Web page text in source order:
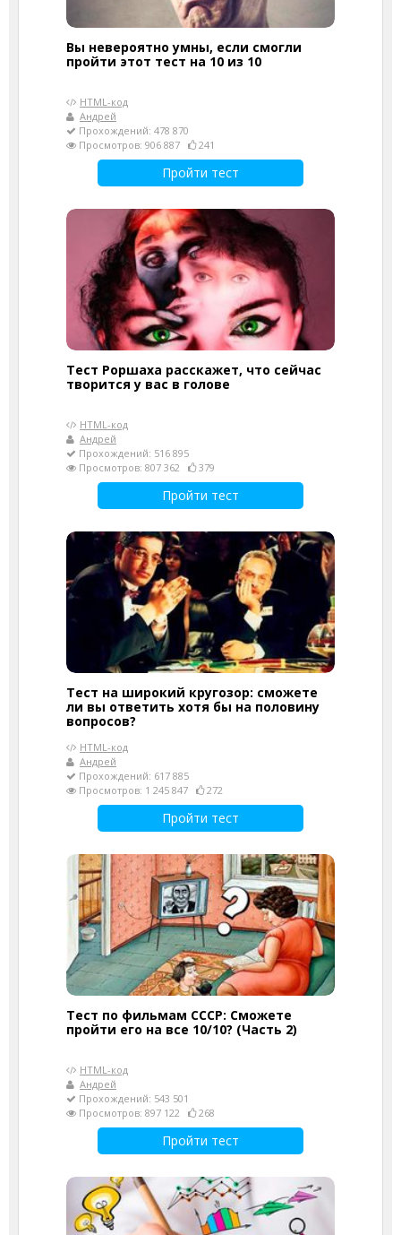
Вы невероятно умны, если смогли
пройти этот тест на 10 из 10
HTML-код
Андрей
Прохождений: 478 870
Просмотров: 906 887
241
Пройти тест
Тест Роршаха расскажет, что сейчас
творится у вас в голове
HTML-код
Андрей
Прохождений: 516 895
Просмотров: 807 362
379
Пройти тест
Тест на широкий кругозор: сможете
ли вы ответить хотя бы на половину
вопросов?
HTML-код
Андрей
Прохождений: 617 885
Просмотров: 1 245 847
272
Пройти тест
Тест по фильмам СССР: Сможете
пройти его на все 10/10? (Часть 2)
HTML-код
Андрей
Прохождений: 543 501
Просмотров: 897 122
268
Пройти тест